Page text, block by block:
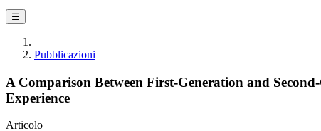
☰
Pubblicazioni
A Comparison Between First-Generation and
Experience
Articolo